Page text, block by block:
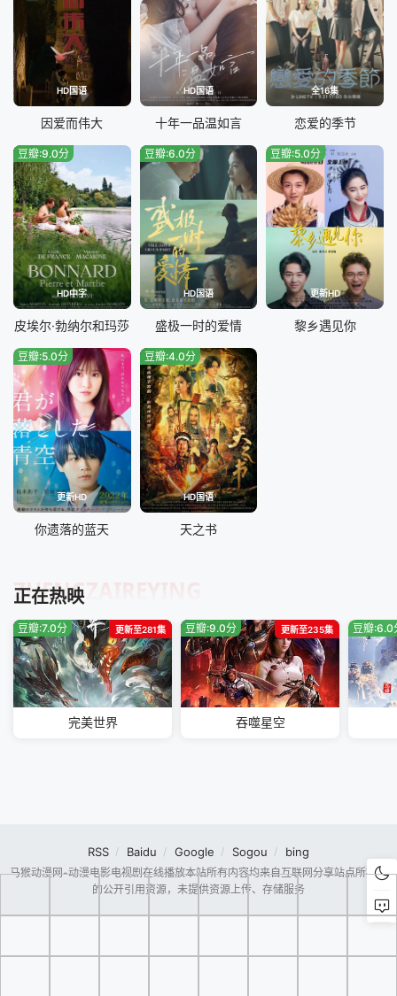
HD国语
因爱而伟大
HD国语
十年一品温如言
全16集
恋爱的季节
HD中字
豆瓣:9.0分
皮埃尔·勃纳尔和玛莎
HD国语
豆瓣:6.0分
盛极一时的爱情
更新HD
豆瓣:5.0分
黎乡遇见你
更新HD
豆瓣:5.0分
你遗落的蓝天
HD国语
豆瓣:4.0分
天之书
正在热映
ZHENGZAIREYING
更新至281集
豆瓣:7.0分
完美世界
更新至235集
豆瓣:9.0分
吞噬星空
豆瓣:6.0
RSS Baidu Google Sogou bing
马猴动漫网-动漫电影电视剧在线播放本站所有内容均来自互联网分享站点所提供
的公开引用资源，未提供资源上传、存储服务